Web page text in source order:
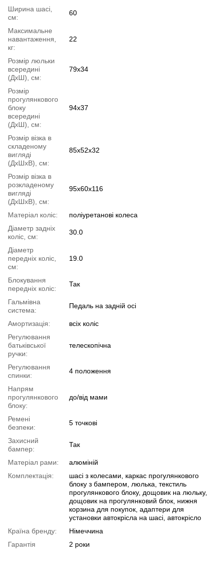
Ширина шасі,
см:
60
Максимальне
навантаження,
кг:
22
Розмір люльки
всередині
(ДхШ), см:
79x34
Розмір
прогулянкового
блоку
всередині
(ДхШ), см:
94x37
Розмір візка в
складеному
вигляді
(ДхШхВ), см:
85x52x32
Розмір візка в
розкладеному
вигляді
(ДхШхВ), см:
95x60x116
Матеріал коліс:
поліуретанові колеса
Діаметр задніх
коліс, см:
30.0
Діаметр
передніх коліс,
см:
19.0
Блокування
передніх коліс:
Так
Гальмівна
система:
Педаль на задній осі
Амортизація:
всіx коліс
Регулювання
батьківської
ручки:
телескопічна
Регулювання
спинки:
4 положення
Напрям
прогулянкового
блоку:
до/від мами
Ремені
безпеки:
5 точкові
Захисний
бампер:
Так
Матеріал рами:
алюміній
Комплектація:
шасі з колесами, каркас прогулянкового
блоку з бампером, люлька, текстиль
прогулянкового блоку, дощовик на люльку,
дощовик на прогулянковий блок, нижня
корзина для покупок, адаптери для
установки автокрісла на шасі, автокрісло
Країна бренду:
Німеччина
Гарантія
2 роки